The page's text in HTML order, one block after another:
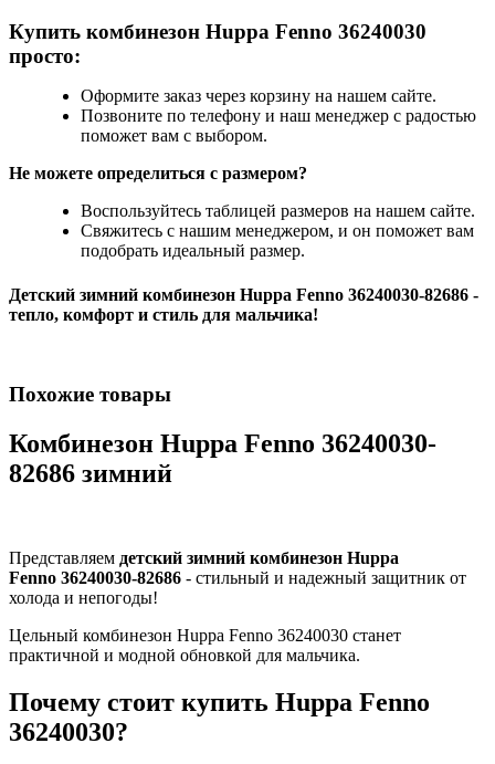
Купить комбинезон Huppa Fenno 36240030
просто:
Оформите заказ через корзину на нашем сайте.
Позвоните по телефону и наш менеджер с радостью
поможет вам с выбором.
Не можете определиться с размером?
Воспользуйтесь таблицей размеров на нашем сайте.
Свяжитесь с нашим менеджером, и он поможет вам
подобрать идеальный размер.
Детский зимний комбинезон Huppa Fenno 36240030-82686 -
тепло, комфорт и стиль для мальчика!
Похожие товары
Комбинезон Huppa Fenno 36240030-
82686 зимний
Представляем детский зимний комбинезон Huppa
Fenno 36240030-82686 - стильный и надежный защитник от
холода и непогоды!
Цельный комбинезон Huppa Fenno 36240030 станет
практичной и модной обновкой для мальчика.
Почему стоит купить Huppa Fenno
36240030?